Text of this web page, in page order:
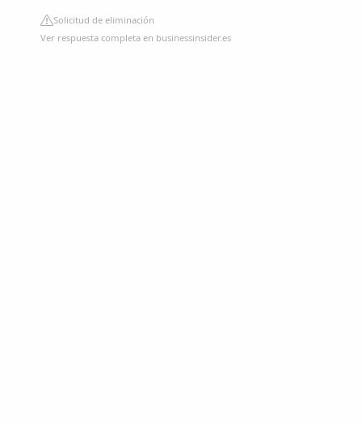
Solicitud de eliminación
Ver respuesta completa en businessinsider.es